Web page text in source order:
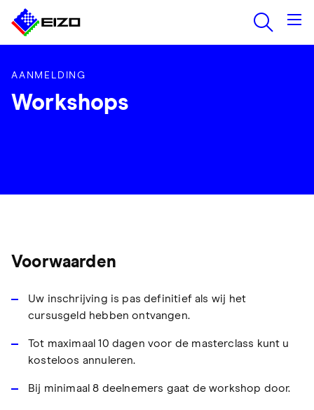
AANMELDING
Workshops
Voorwaarden
Uw inschrijving is pas definitief als wij het
cursusgeld hebben ontvangen.
Tot maximaal 10 dagen voor de masterclass kunt u
kosteloos annuleren.
Bij minimaal 8 deelnemers gaat de workshop door.